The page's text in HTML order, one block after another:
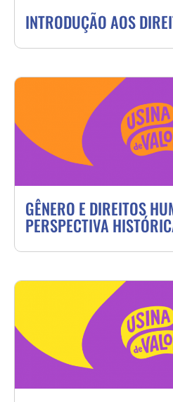
INTRODUÇÃO AOS
GÊNERO E DIREITOS
PERSPECTIVA